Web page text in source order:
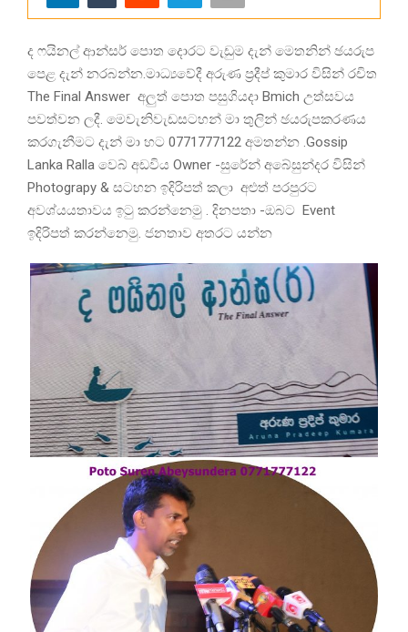
ද ෆයිනල් ආන්සර් පොත දොරට වැඩුම දැන් මෙතනින් ඡයරුප
පෙළ දැන් නරබන්න.මාධ්‍යවේදී අරුණ ප්‍රදීප් කුමාර විසින් රචිත
The Final Answer අලුත් පොත පසුගියදා Bmich උත්සවය
පවත්වන ලදී. මෙවැනිවැඩසටහන් මා තුලින් ඡයරුපකරණය
කරගැනීමට දැන් මා හට 0771777122 අමතන්න .Gossip
Lanka Ralla වෙබ් අඩවිය Owner -සුරේන් අබේසුන්දර විසින්
Photograpy & සටහන ඉදිරිපත් කලා අළුත් පරපුරට
අවශ්යයතාවය ඉටු කරන්නෙමු . දිනපතා -ඔබට Event
ඉදිරිපත් කරන්නෙමු. ජනතාව අතරට යන්න